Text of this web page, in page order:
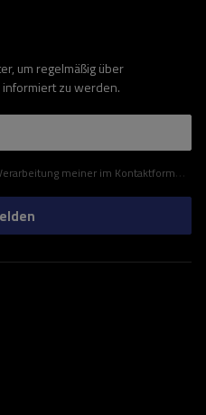
um regelmäßig über
zu werden.
Daten gemäß der Verordnung (EU) des Europäischen Parlaments und des Rates zu.